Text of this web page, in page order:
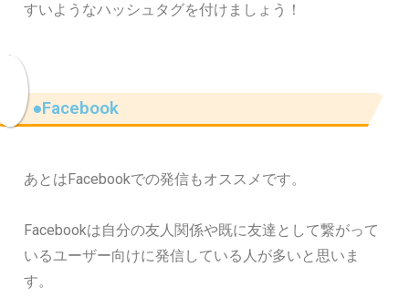
すいようなハッシュタグを付けましょう！
●Facebook
あとはFacebookでの発信もオススメです。
Facebookは自分の友人関係や既に友達として繋がって
いるユーザー向けに発信している人が多いと思いま
す。